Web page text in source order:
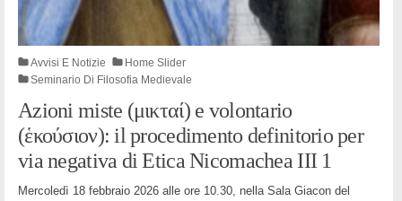
Avvisi E Notizie
Home Slider
Seminario Di Filosofia Medievale
Azioni miste (μικταί) e volontario
(ἑκούσιον): il procedimento definitorio per
via negativa di Etica Nicomachea III 1
Mercoledì 18 febbraio 2026 alle ore 10.30, nella Sala Giacon del